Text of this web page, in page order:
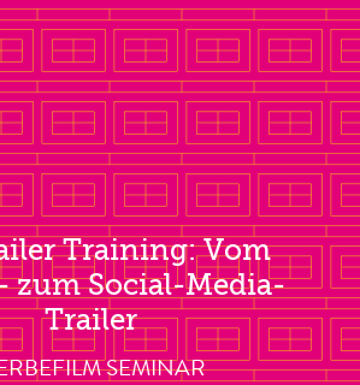
Training: Vom
zum Social-Media-
Trailer
SEMINAR